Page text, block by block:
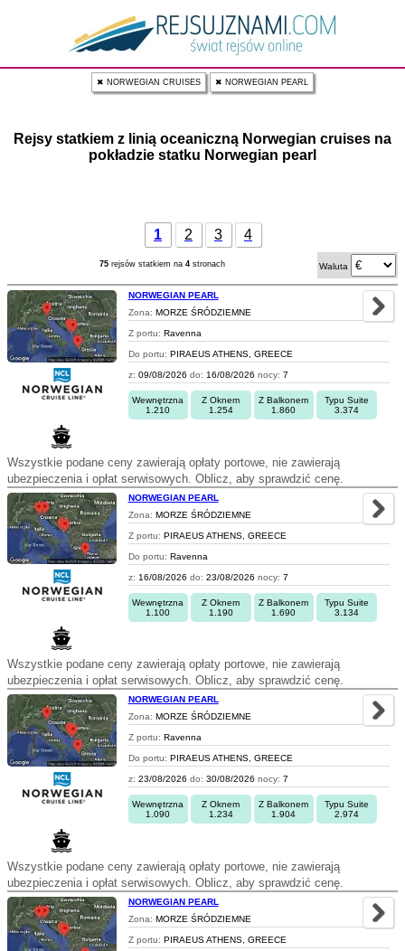
✖ NORWEGIAN CRUISES ✖ NORWEGIAN PEARL
Rejsy statkiem z linią oceaniczną Norwegian cruises na
pokładzie statku Norwegian pearl
1 2 3 4
75 rejsów statkiem na 4 stronach Waluta
NORWEGIAN PEARL
Zona: MORZE ŚRÓDZIEMNE
Z portu: Ravenna
Do portu: PIRAEUS ATHENS, GREECE
z: 09/08/2026 do: 16/08/2026 nocy: 7
Wewnętrzna
1.210
Z Oknem
1.254
Z Balkonem
1.860
Typu Suite
3.374
Wszystkie podane ceny zawierają opłaty portowe, nie zawierają
ubezpieczenia i opłat serwisowych. Oblicz, aby sprawdzić cenę.
NORWEGIAN PEARL
Zona: MORZE ŚRÓDZIEMNE
Z portu: PIRAEUS ATHENS, GREECE
Do portu: Ravenna
z: 16/08/2026 do: 23/08/2026 nocy: 7
Wewnętrzna
1.100
Z Oknem
1.190
Z Balkonem
1.690
Typu Suite
3.134
Wszystkie podane ceny zawierają opłaty portowe, nie zawierają
ubezpieczenia i opłat serwisowych. Oblicz, aby sprawdzić cenę.
NORWEGIAN PEARL
Zona: MORZE ŚRÓDZIEMNE
Z portu: Ravenna
Do portu: PIRAEUS ATHENS, GREECE
z: 23/08/2026 do: 30/08/2026 nocy: 7
Wewnętrzna
1.090
Z Oknem
1.234
Z Balkonem
1.904
Typu Suite
2.974
Wszystkie podane ceny zawierają opłaty portowe, nie zawierają
ubezpieczenia i opłat serwisowych. Oblicz, aby sprawdzić cenę.
NORWEGIAN PEARL
Zona: MORZE ŚRÓDZIEMNE
Z portu: PIRAEUS ATHENS, GREECE